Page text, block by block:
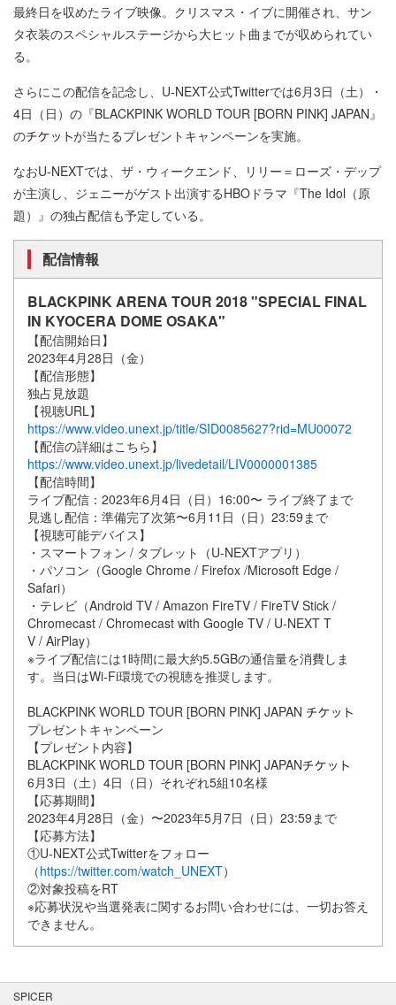
最終⽇を収めたライブ映像。クリスマス・イブに開催され、サン
タ⾐装のスペシャルステージから⼤ヒット曲までが収められてい
る。
さらにこの配信を記念し、U-NEXT公式Twitterでは6⽉3⽇（⼟）・
4⽇（⽇）の『BLACKPINK WORLD TOUR [BORN PINK] JAPAN』
の
が当たるプレゼントキャンペーンを実施。
なおU-NEXTでは、ザ・ウィークエンド、リリー＝ローズ・デップ
が主演し、ジェニーがゲスト出演するHBOドラマ『The Idol（原
題）』の独占配信も予定している。
配信情報
BLACKPINK ARENA TOUR 2018 "SPECIAL FINAL
IN KYOCERA DOME OSAKA"
【配信開始⽇】
2023年4⽉28⽇（⾦）
【配信形態】
独占⾒放題
【視聴URL】
https://www.video.unext.jp/title/SID0085627?rid=MU00072
【配信の詳細はこちら】
https://www.video.unext.jp/livedetail/LIV0000001385
【配信時間】
ライブ配信：2023年6⽉4⽇（⽇）16:00〜 ライブ終了まで
⾒逃し配信：準備完了次第〜6⽉11⽇（⽇）23:59まで
【視聴可能デバイス】
・スマートフォン / タブレット（U-NEXTアプリ）
・パソコン（Google Chrome / Firefox /Microsoft Edge /
Safari）
・テレビ（Android TV / Amazon FireTV / FireTV Stick /
Chromecast / Chromecast with Google TV / U-NEXT T
V / AirPlay）
※ライブ配信には1時間に最⼤約5.5GBの通信量を消費しま
す。当⽇はWi-Fi環境での視聴を推奨します。
BLACKPINK WORLD TOUR [BORN PINK] JAPAN
プレゼントキャンペーン
【プレゼント内容】
BLACKPINK WORLD TOUR [BORN PINK] JAPAN
6⽉3⽇（⼟）4⽇（⽇）それぞれ5組10名様
【応募期間】
2023年4⽉28⽇（⾦）〜2023年5⽉7⽇（⽇）23:59まで
【応募⽅法】
①U-NEXT公式Twitterをフォロー
（https://twitter.com/watch_UNEXT）
②対象投稿をRT
※応募状況や当選発表に関するお問い合わせには、⼀切お答え
できません。
SPICER